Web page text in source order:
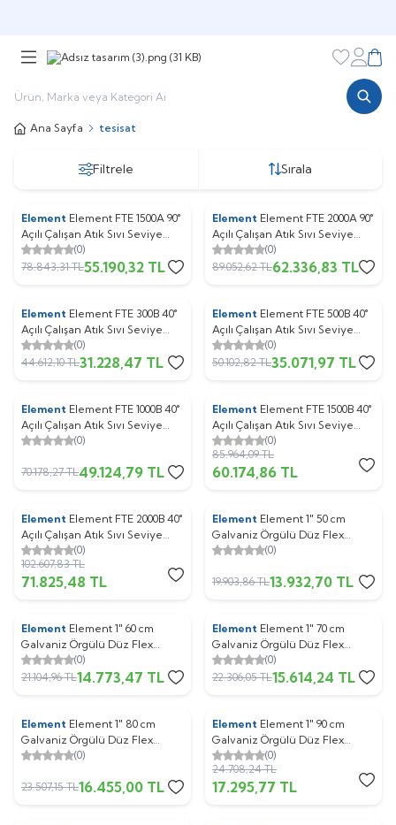
Favorilerim
Ana Sayfa tesisat
Filtrele Sırala
%30
Element Element FTE 1500A 90°
Açılı Çalışan Atık Sıvı Seviye
Flatör (1 koli : 15 adet )
(0)
78.843,31TL55.190,32 TL
%30
Element Element FTE 2000A 90°
Açılı Çalışan Atık Sıvı Seviye
Flatör (1 koli : 15 adet )
(0)
89.052,62TL62.336,83 TL
%30
Element Element FTE 300B 40°
Açılı Çalışan Atık Sıvı Seviye
Flatör (1 koli : 15 adet )
(0)
44.612,10TL31.228,47 TL
%30
Element Element FTE 500B 40°
Açılı Çalışan Atık Sıvı Seviye
Flatör (1 koli : 15 adet )
(0)
50.102,82TL35.071,97 TL
%30
Element Element FTE 1000B 40°
Açılı Çalışan Atık Sıvı Seviye
Flatör (1 koli : 15 adet )
(0)
70.178,27TL49.124,79 TL
%30
Element Element FTE 1500B 40°
Açılı Çalışan Atık Sıvı Seviye
Flatör (1 koli : 15 adet )
(0)
85.964,09TL
60.174,86 TL
%30
Element Element FTE 2000B 40°
Açılı Çalışan Atık Sıvı Seviye
Flatör (1 koli : 15 adet )
(0)
102.607,83TL
71.825,48 TL
%30
Element Element 1" 50 cm
Galvaniz Örgülü Düz Flex
Hortum (1 koli : 30 adet )
(0)
19.903,86TL13.932,70 TL
%30
Element Element 1" 60 cm
Galvaniz Örgülü Düz Flex
Hortum (1 koli : 30 adet )
(0)
21.104,96TL14.773,47 TL
%30
Element Element 1" 70 cm
Galvaniz Örgülü Düz Flex
Hortum (1 koli : 30 adet )
(0)
22.306,05TL15.614,24 TL
%30
Element Element 1" 80 cm
Galvaniz Örgülü Düz Flex
Hortum (1 koli : 30 adet )
(0)
23.507,15TL16.455,00 TL
%30
Element Element 1" 90 cm
Galvaniz Örgülü Düz Flex
Hortum (1 koli : 30 adet )
(0)
24.708,24TL
17.295,77 TL